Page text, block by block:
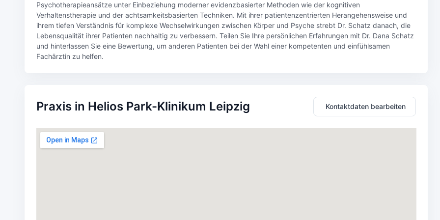
Psychotherapieansätze unter Einbeziehung moderner evidenzbasierter Methoden wie der kognitiven
Verhaltenstherapie und der achtsamkeitsbasierten Techniken. Mit ihrer patientenzentrierten Herangehensweise und
ihrem tiefen Verständnis für komplexe Wechselwirkungen zwischen Körper und Psyche strebt Dr. Schatz danach, die
Lebensqualität ihrer Patienten nachhaltig zu verbessern. Teilen Sie Ihre persönlichen Erfahrungen mit Dr. Dana Schatz
und hinterlassen Sie eine Bewertung, um anderen Patienten bei der Wahl einer kompetenten und einfühlsamen
Fachärztin zu helfen.
Praxis in Helios Park-Klinikum Leipzig Kontaktdaten bearbeiten